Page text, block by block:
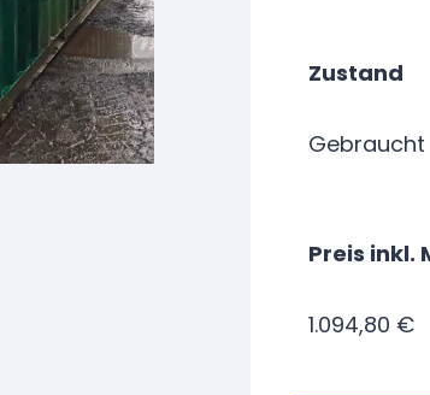
Zustand
Gebraucht
Preis inkl.
1.094,80 €